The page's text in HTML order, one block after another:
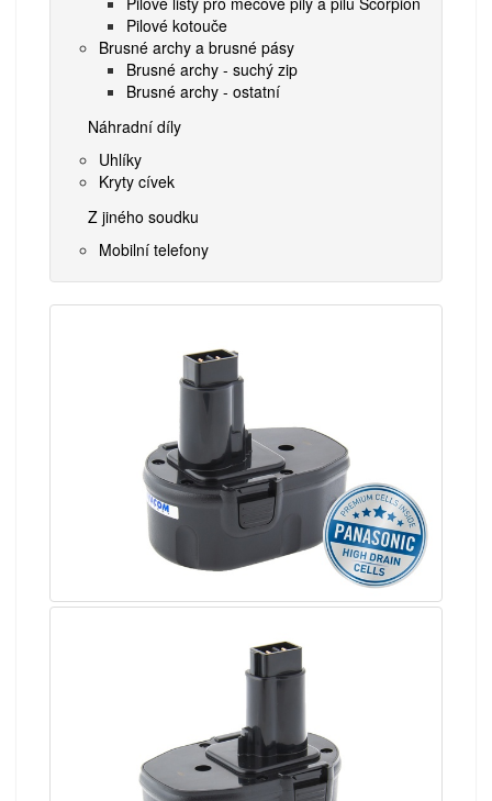
Pilové kotouče
Brusné archy a brusné pásy
Brusné archy - suchý zip
Brusné archy - ostatní
Náhradní díly
Uhlíky
Kryty cívek
Z jiného soudku
Mobilní telefony